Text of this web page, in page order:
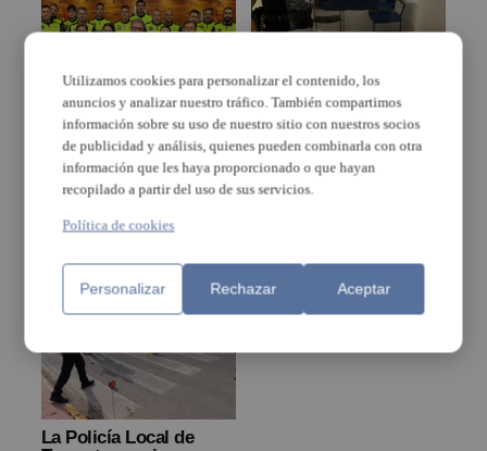
La Policia Local de
Torrent incorpora 15
nuevos agentes
La Policía Local de
Torrent detiene a tres
hombres en posesión
La Policía Local de
Utilizamos cookies para personalizar el contenido, los
anuncios y analizar nuestro tráfico. También compartimos
información sobre su uso de nuestro sitio con nuestros socios
de publicidad y análisis, quienes pueden combinarla con otra
información que les haya proporcionado o que hayan
recopilado a partir del uso de sus servicios.
Política de cookies
Personalizar Rechazar Aceptar